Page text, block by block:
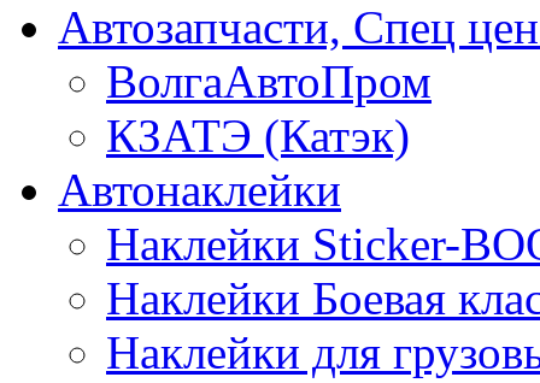
Автозапчасти, Спец
ВолгаАвтоПром
КЗАТЭ (Катэк)
Автонаклейки
Наклейки Sticker-
Наклейки Боевая
Наклейки для